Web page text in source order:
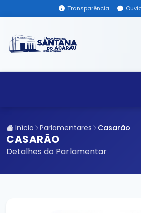
Transparência
Início Parlamentares Casarão
CASARÃO
Detalhes do Parlamentar